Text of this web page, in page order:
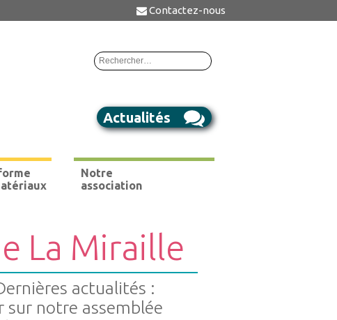
Contactez-nous
Rechercher :
Actualités
Notre
association
La Miraille
actualités :
sur notre assemblée